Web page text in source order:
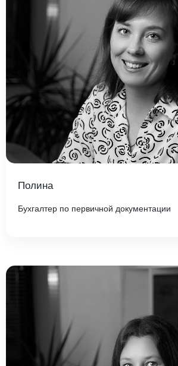
Полина
Бухгалтер по первичной документации